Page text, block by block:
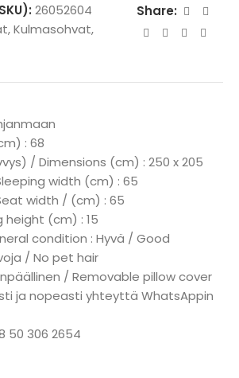
26052604
,Kulmasohvat,
Share:
: 68
/ Dimensions (cm) : 250 x 205
width (cm) : 65
width / (cm) : 65
height (cm) : 15
condition : Hyvä / Good
/ No pet hair
/ Removable pillow cover
ja nopeasti yhteyttä WhatsAppin
50 306 2654